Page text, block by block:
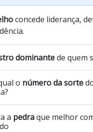
concede liderança,
dominantede quem
o número da sorte
a pedraque melhor